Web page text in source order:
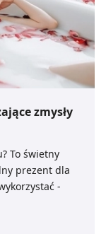
zmysły
To świetny
prezent dla
-